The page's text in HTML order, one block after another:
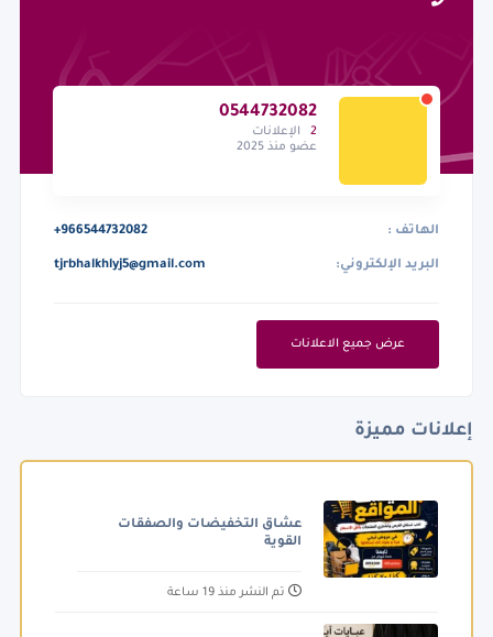
0544732082
2
الإعلانات
عضو منذ 2025
الهاتف : +966544732082
البريد الإلكتروني: tjrbhalkhlyj5@gmail.com
عرض جميع الاعلانات
إعلانات مميزة
عشاق التخفيضات والصفقات
القوية
تم النشر منذ 19 ساعة